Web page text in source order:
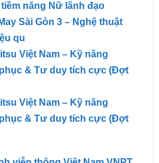
năng Nữ lãnh đạo
Sài Gòn 3 – Nghệ thuật
qu
Việt Nam – Kỹ năng
& Tư duy tích cực (Đợt
Việt Nam – Kỹ năng
& Tư duy tích cực (Đợt